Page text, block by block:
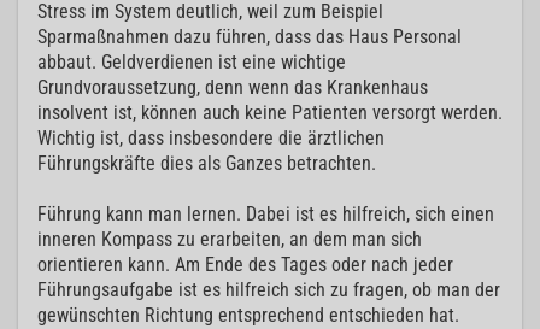
Stress im System deutlich, weil zum Beispiel
Sparmaßnahmen dazu führen, dass das Haus Personal
abbaut. Geldverdienen ist eine wichtige
Grundvoraussetzung, denn wenn das Krankenhaus
insolvent ist, können auch keine Patienten versorgt werden.
Wichtig ist, dass insbesondere die ärztlichen
Führungskräfte dies als Ganzes betrachten.
Führung kann man lernen. Dabei ist es hilfreich, sich einen
inneren Kompass zu erarbeiten, an dem man sich
orientieren kann. Am Ende des Tages oder nach jeder
Führungsaufgabe ist es hilfreich sich zu fragen, ob man der
gewünschten Richtung entsprechend entschieden hat.